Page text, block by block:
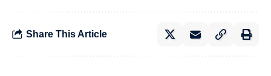
Share This Article